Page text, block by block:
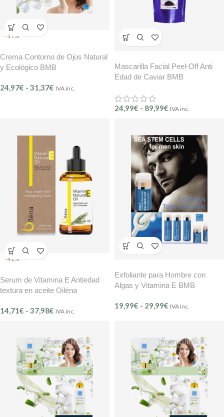
-17%
Crema Contorno de Ojos Natural
y Ecológico BMB
24,97€ - 31,37€ IVA inc.
Mascarilla Facial Peel-Off Anti
Edad de Caviar BMB
24,99€ - 89,99€ IVA inc.
-42%
Serum de Vitamina E Antiedad
textura en aceite Oiléna
14,71€ - 37,98€ IVA inc.
Exfoliante para Hombre con
Algas y Vitamina E BMB
19,99€ - 29,99€ IVA inc.